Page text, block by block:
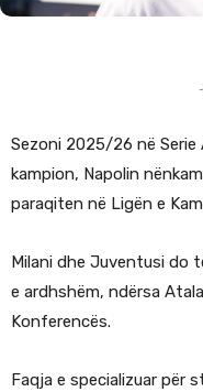
Sezoni 2025/26 në
kampion, Napolin
paraqiten në Ligën e
Milani dhe Juventusi do
e ardhshëm, ndërsa
Konferencës.
Faqja e specializuar për